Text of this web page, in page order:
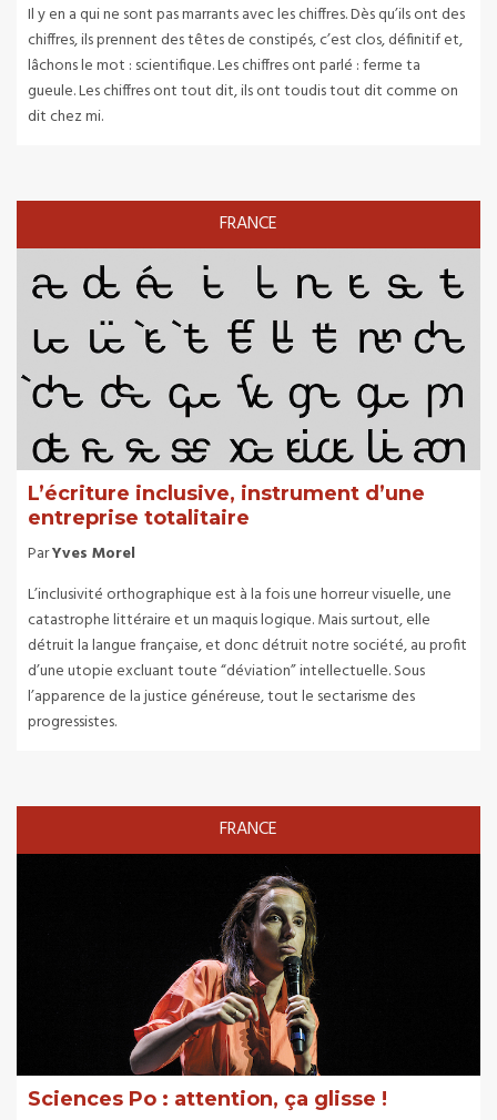
Il y en a qui ne sont pas marrants avec les chiffres. Dès qu’ils ont des
chiffres, ils prennent des têtes de constipés, c’est clos, définitif et,
lâchons le mot : scientifique. Les chiffres ont parlé : ferme ta
gueule. Les chiffres ont tout dit, ils ont toudis tout dit comme on
dit chez mi.
FRANCE
L’écriture inclusive, instrument d’une
entreprise totalitaire
ParYves Morel
L’inclusivité orthographique est à la fois une horreur visuelle, une
catastrophe littéraire et un maquis logique. Mais surtout, elle
détruit la langue française, et donc détruit notre société, au profit
d’une utopie excluant toute “déviation” intellectuelle. Sous
l’apparence de la justice généreuse, tout le sectarisme des
progressistes.
FRANCE
Sciences Po : attention, ça glisse !